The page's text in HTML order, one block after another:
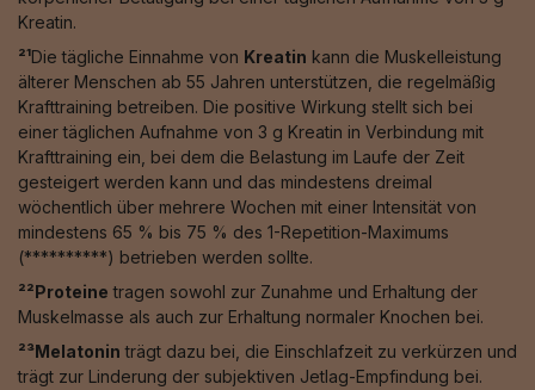
Kreatin.
²¹Die tägliche Einnahme von Kreatin kann die Muskelleistung
älterer Menschen ab 55 Jahren unterstützen, die regelmäßig
Krafttraining betreiben. Die positive Wirkung stellt sich bei
einer täglichen Aufnahme von 3 g Kreatin in Verbindung mit
Krafttraining ein, bei dem die Belastung im Laufe der Zeit
gesteigert werden kann und das mindestens dreimal
wöchentlich über mehrere Wochen mit einer Intensität von
mindestens 65 % bis 75 % des 1-Repetition-Maximums
(**********) betrieben werden sollte.
²²Proteine tragen sowohl zur Zunahme und Erhaltung der
Muskelmasse als auch zur Erhaltung normaler Knochen bei.
²³Melatonin trägt dazu bei, die Einschlafzeit zu verkürzen und
trägt zur Linderung der subjektiven Jetlag-Empfindung bei.